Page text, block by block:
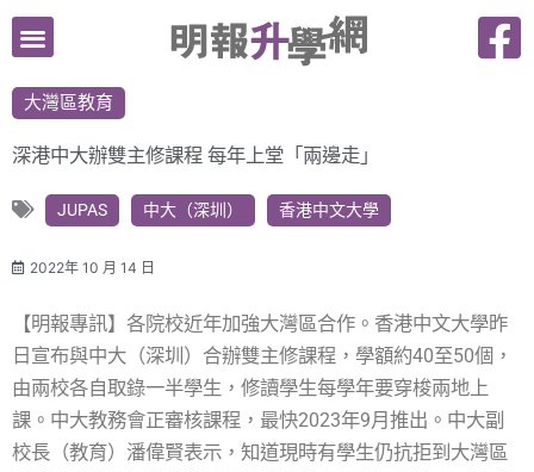
跳
要
內
大灣區教育
深港中大辦雙主修課程 每年上堂「兩邊走」
JUPAS 中大（深圳） 香港中文大學
2022年 10 月 14 日
【明報專訊】各院校近年加強大灣區合作。香港中文大學昨
日宣布與中大（深圳）合辦雙主修課程，學額約40至50個，
由兩校各自取錄一半學生，修讀學生每學年要穿梭兩地上
課。中大教務會正審核課程，最快2023年9月推出。中大副
校長（教育）潘偉賢表示，知道現時有學生仍抗拒到大灣區